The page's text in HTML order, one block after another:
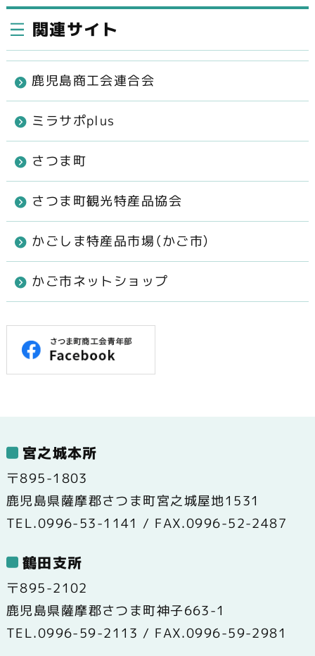
関連サイト
鹿児島商工会連合会
ミラサポplus
さつま町
さつま町観光特産品協会
かごしま特産品市場（かご市）
かご市ネットショップ
宮之城本所
〒895-1803
鹿児島県薩摩郡さつま町宮之城屋地1531
TEL.0996-53-1141 / FAX.0996-52-2487
鶴田支所
〒895-2102
鹿児島県薩摩郡さつま町神子663-1
TEL.0996-59-2113 / FAX.0996-59-2981